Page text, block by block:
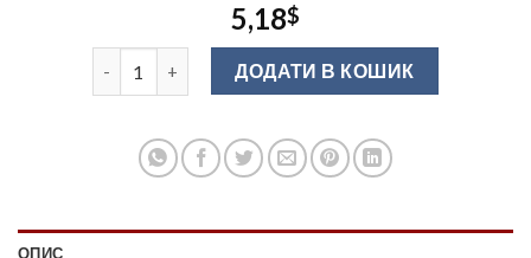
5,18$
Метабокс 400*150 мм DC кількість
ДОДАТИ В КОШИК
ОПИС